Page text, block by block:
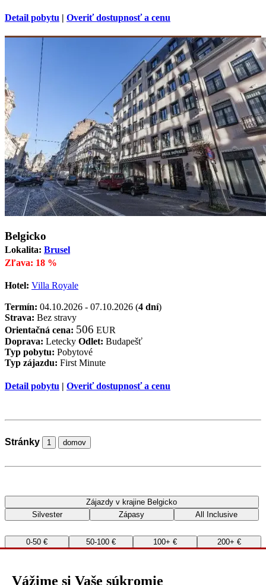
Detail pobytu | Overiť dostupnosť a cenu
Belgicko
Lokalita: Brusel
Zľava: 18 %
Hotel: Villa Royale
Termín: 04.10.2026 - 07.10.2026 (4 dní)
Strava: Bez stravy
Orientačná cena: 506 EUR
Doprava: Letecky Odlet: Budapešť
Typ pobytu: Pobytové
Typ zájazdu: First Minute
Detail pobytu | Overiť dostupnosť a cenu
Stránky 1 domov
Zájazdy v krajine Belgicko
Silvester
Zápasy All Inclusive
0-50 € 50-100 € 100+ €
200+ €
Zájazdy v krajine Belgicko
Vážime si Vaše súkromie